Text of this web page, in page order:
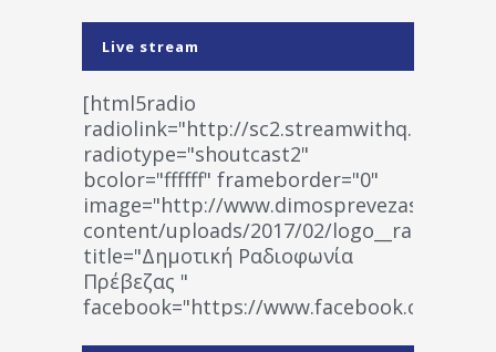
Live stream
[html5radio
radiolink="http://
radiotype="shoutcast2"
bcolor="ffffff" frameborder="0"
image="http://www.dimosprevezas.gr/wp-
content/uploads/2017/02/
title="Δημοτική Ραδιοφωνία
Πρέβεζας "
facebook="https://www.facebook.com/